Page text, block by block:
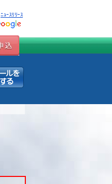
ﾆｭｰｽﾘﾘｰｽ